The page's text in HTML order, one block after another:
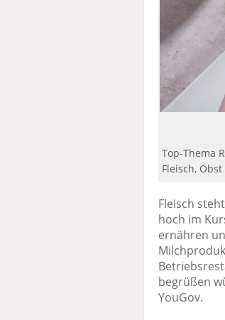
Top-Thema
Fleisch,
Fleisch
hoch im
ernähren
begrüßen
YouGov.